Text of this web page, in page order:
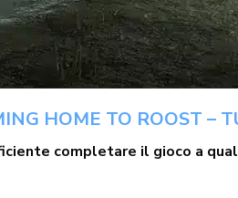
HOME TO ROOST –
completare il gioco a